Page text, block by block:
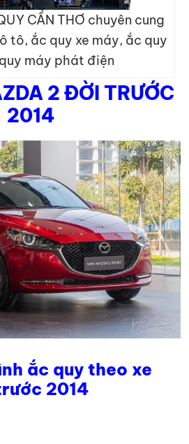
CẦN THƠ chuyên cung
tô, ắc quy xe máy, ắc quy
máy phát điện
2 ĐỜI TRƯỚC
2014
ắc quy theo xe
2014